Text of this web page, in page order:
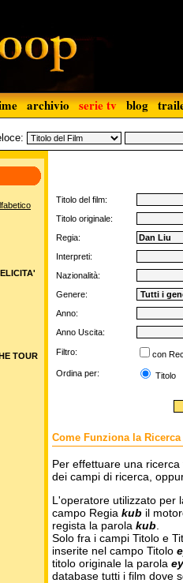
archivio serie tv blog
Titolo del film:
Titolo originale:
Regia:
Interpreti:
Nazionalità:
Genere:
Anno:
Anno Uscita:
Filtro: con
Ordina per:
Titolo
Come Funziona la Ricerca
Per effettuare una
dei campi di ricerca,
L'operatore utilizzato per
campo Regia kub il
regista la parola kub
Solo fra i campi Titolo e
inserite nel campo Titolo
titolo originale la parola
database tutti i film dove
TOUR